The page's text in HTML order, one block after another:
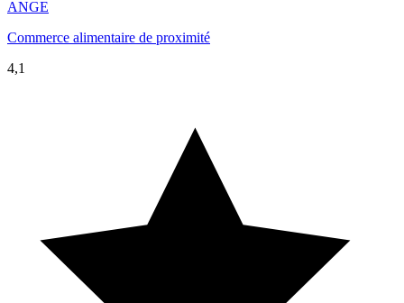
ANGE
Commerce alimentaire de proximité
4,1